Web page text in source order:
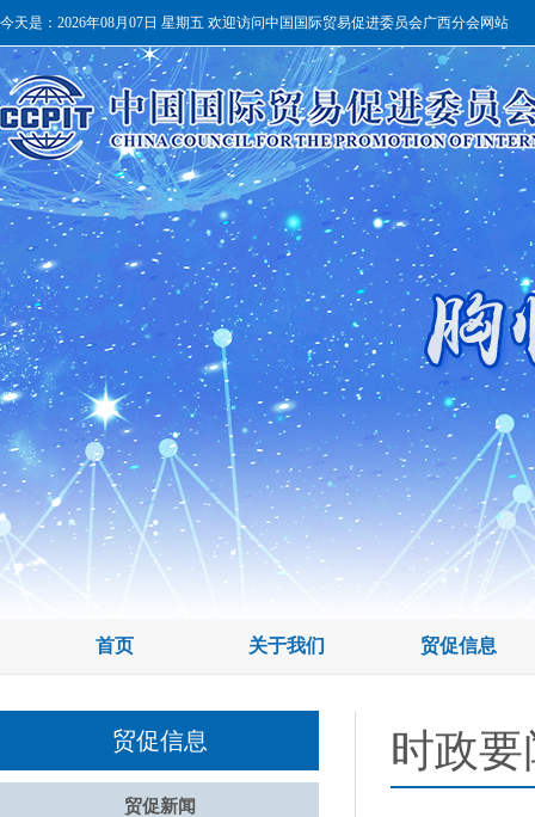
今天是： 2026年08月07日 星期五 欢迎访问中国国际贸易促进委员会广西分会网站
首页 关于我们 贸促信息
贸促信息
贸促新闻
时政要